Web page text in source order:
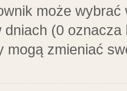
może
dniach (0
mogą zmieniać